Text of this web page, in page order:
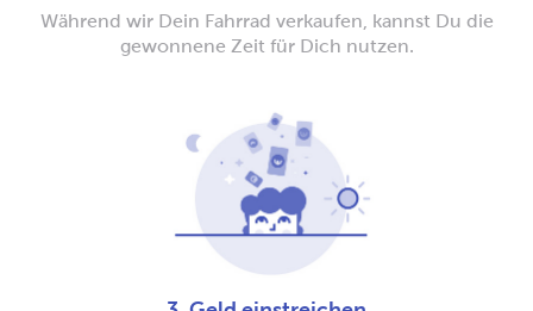
Während wir Dein Fahrrad verkaufen, kannst Du die
gewonnene Zeit für Dich nutzen.